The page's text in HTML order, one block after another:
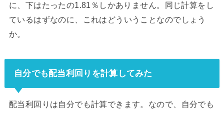
に、下はたったの1.81％しかありません。同じ計算をし
ているはずなのに、これはどういうことなのでしょう
か。
自分でも配当利回りを計算してみた
配当利回りは自分でも計算できます。なので、自分でも